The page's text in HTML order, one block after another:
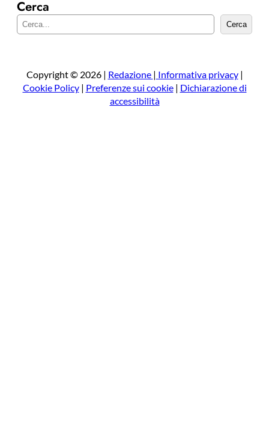
Cerca
e
a
Cerca
Copyright © 2026 | Redazione | Informativa privacy|
Cookie Policy| Preferenze sui cookie| Dichiarazione di
accessibilità